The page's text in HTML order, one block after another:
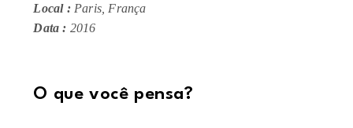
Local :Paris, França
Data : 2016
O que você pensa?​